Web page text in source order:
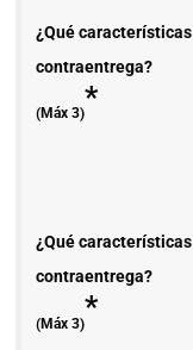
¿Qué
contraentrega?
(Máx 3)*
¿Qué
contraentrega?
(Máx 3)*